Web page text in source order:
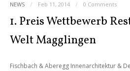
NEWS Feb 11, 2014 0 Comments
1. Preis Wettbewerb
Welt Magglingen
Fischbach & Aberegg Innenarchitektur &